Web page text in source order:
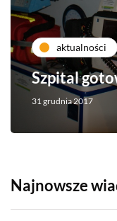
aktualności
Szpital
31 grudnia 2017
Najnowsze